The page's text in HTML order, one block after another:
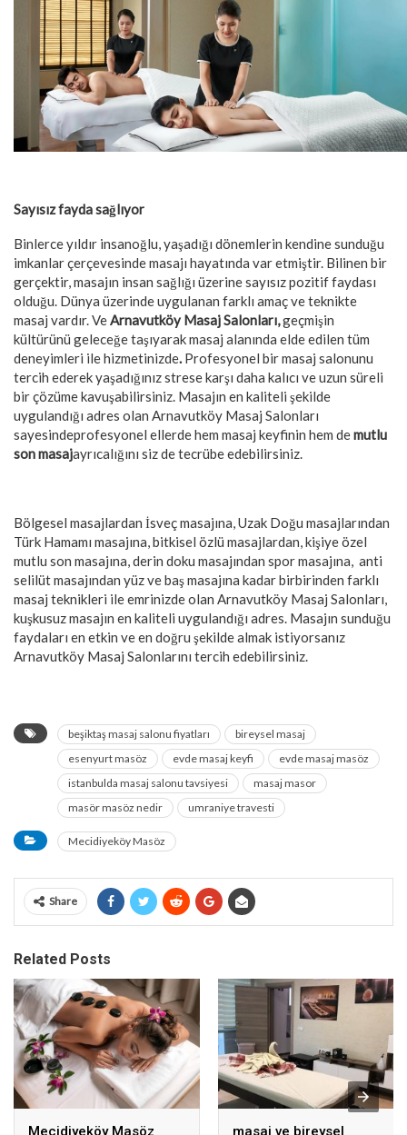
Sayısız fayda sağlıyor
Binlerce yıldır insanoğlu, yaşadığı dönemlerin kendine sunduğu
imkanlar çerçevesinde masajı hayatında var etmiştir. Bilinen bir
gerçektir, masajın insan sağlığı üzerine sayısız pozitif faydası
olduğu. Dünya üzerinde uygulanan farklı amaç ve teknikte
masaj vardır. Ve Arnavutköy Masaj Salonları,geçmişin
kültürünü geleceğe taşıyarak masaj alanında elde edilen tüm
deneyimleri ile hizmetinizde. Profesyonel bir masaj salonunu
tercih ederek yaşadığınız strese karşı daha kalıcı ve uzun süreli
bir çözüme kavuşabilirsiniz. Masajın en kaliteli şekilde
uygulandığı adres olan Arnavutköy Masaj Salonları
sayesindeprofesyonel ellerde hem masaj keyfinin hem demutlu
son masajayrıcalığını siz de tecrübe edebilirsiniz.
Bölgesel masajlardan İsveç masajına, Uzak Doğu masajlarından
Türk Hamamı masajına, bitkisel özlü masajlardan, kişiye özel
mutlu son masajına, derin doku masajından spor masajına, anti
selilüt masajından yüz ve baş masajına kadar birbirinden farklı
masaj teknikleri ile emrinizde olan Arnavutköy Masaj Salonları,
kuşkusuz masajın en kaliteli uygulandığı adres. Masajın sunduğu
faydaları en etkin ve en doğru şekilde almak istiyorsanız
Arnavutköy Masaj Salonlarını tercih edebilirsiniz.
beşiktaş masaj salonu fiyatları
bireysel masaj
esenyurt masöz
evde masaj keyfi
evde masaj masöz
istanbulda masaj salonu tavsiyesi
masaj masor
masör masöz nedir
umraniye travesti
Mecidiyeköy Masöz
Share
Related Posts
Mecidiyeköy Masöz masaj ve bireysel